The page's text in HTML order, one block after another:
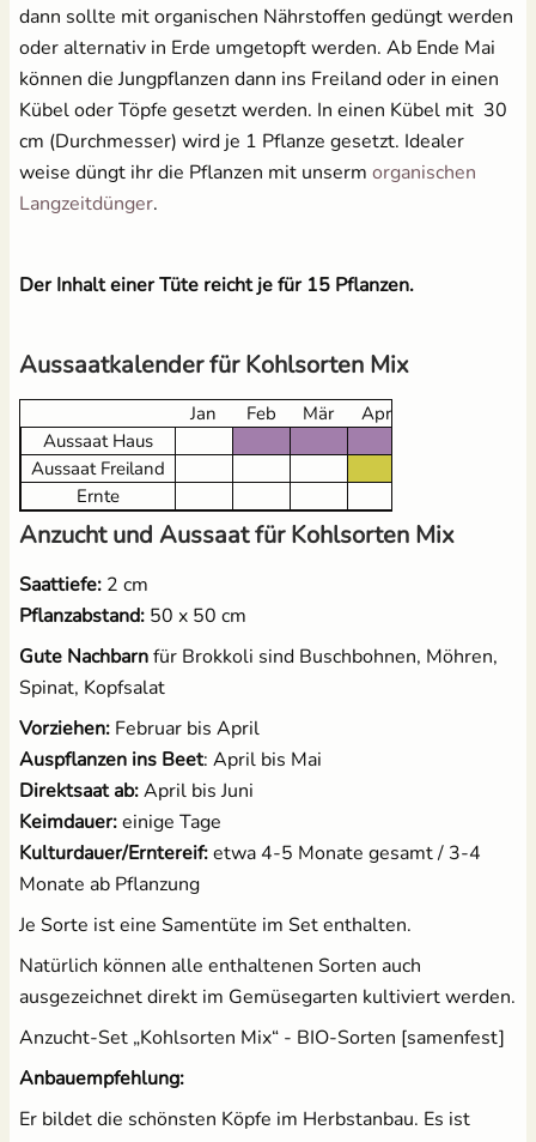
dann sollte mit organischen Nährstoffen gedüngt werden
oder alternativ in Erde umgetopft werden. Ab Ende Mai
können die Jungpflanzen dann ins Freiland oder in einen
Kübel oder Töpfe gesetzt werden. In einen Kübel mit 30
cm (Durchmesser) wird je 1 Pflanze gesetzt. Idealer
weise düngt ihr die Pflanzen mit unserm organischen
Langzeitdünger.
Der Inhalt einer Tüte reicht je für 15 Pflanzen.
Aussaatkalender für Kohlsorten Mix
Jan Feb Mär Apr
Aussaat Haus
Aussaat Freiland
Ernte
Anzucht und Aussaat für Kohlsorten Mix
Saattiefe: 2 cm
Pflanzabstand: 50 x 50 cm
Gute Nachbarnfür Brokkoli sind Buschbohnen, Möhren,
Spinat, Kopfsalat
Vorziehen: Februar bis April
Auspflanzen ins Beet: April bis Mai
Direktsaat ab:April bis Juni
Keimdauer:einige Tage
Kulturdauer/Erntereif:etwa 4-5 Monate gesamt / 3-4
Monate ab Pflanzung
Je Sorte ist eine Samentüte im Set enthalten.
Natürlich können alle enthaltenen Sorten auch
ausgezeichnet direkt im Gemüsegarten kultiviert werden.
Anzucht-Set „Kohlsorten Mix“ - BIO-Sorten [samenfest]
Anbauempfehlung:
Er bildet die schönsten Köpfe im Herbstanbau. Es ist